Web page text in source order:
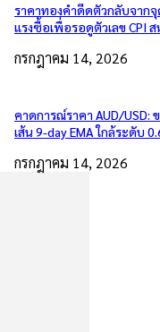
ราคาทองคำดีดตัวกลับจาก
แรงซื้อเพื่อรอดูตัวเลข CPI
กรกฎาคม 14, 2026
คาดการณ์ราคา AUD/
เส้น 9-day EMA ใกล้ระดับ
กรกฎาคม 14, 2026